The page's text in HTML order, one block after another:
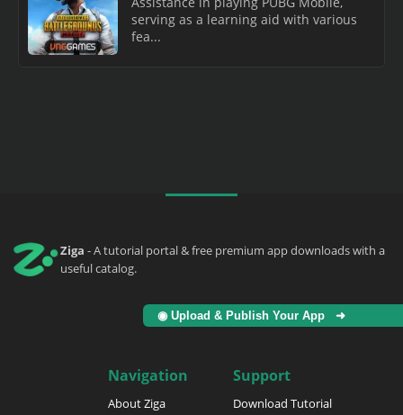
serving as a learning aid with various
fea...
Ziga - A tutorial portal & free premium app downloads with a
useful catalog.
◉ Upload & Publish Your App ➜
Navigation
About Ziga
Support
Download Tutorial